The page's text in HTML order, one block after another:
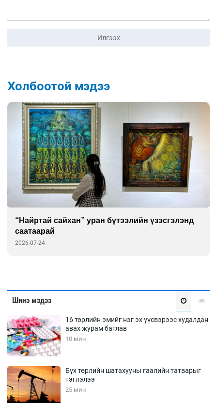
Илгээх
Холбоотой мэдээ
“Найртай сайхан” уран бүтээлийн үзэсгэлэнд
саатаарай
2026-07-24
Шинэ мэдээ
16 төрлийн эмийг нэг эх үүсвэрээс худалдан
авах журам батлав
10 мин
Бүх төрлийн шатахууны гаалийн татварыг
тэглэлээ
25 мин